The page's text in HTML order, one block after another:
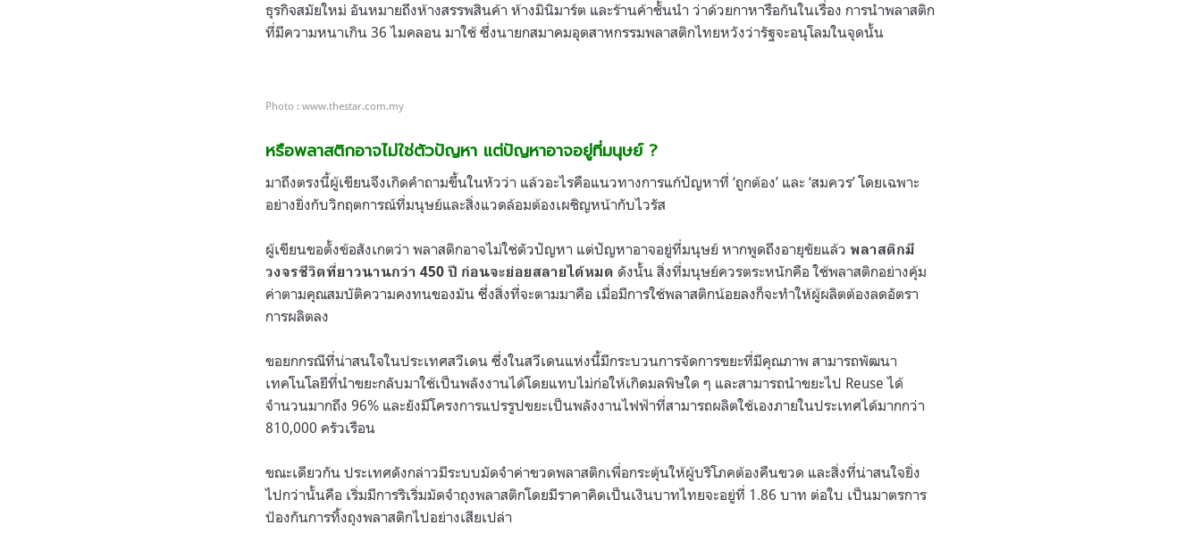
ธุรกิจสมัยใหม่ อันหมายถึงห้างสรรพสินค้า ห้างมินิมาร์ต และร้านค้าชั้นนำ ว่าด้วยกาหารือกันในเรื่อง การนำพลาสติก
ที่มีความหนาเกิน 36 ไมคลอน มาใช้ ซึ่งนายกสมาคมอุตสาหกรรมพลาสติกไทยหวังว่ารัฐจะอนุโลมในจุดนั้น
Photo : www.thestar.com.my
หรือพลาสติกอาจไม่ใช่ตัวปัญหา แต่ปัญหาอาจอยู่ที่มนุษย์ ?
มาถึงตรงนี้ผู้เขียนจึงเกิดคำถามขึ้นในหัวว่า แล้วอะไรคือแนวทางการแก้ปัญหาที่ ‘ถูกต้อง’ และ ‘สมควร’ โดยเฉพาะ
อย่างยิ่งกับวิกฤตการณ์ที่มนุษย์และสิ่งแวดล้อมต้องเผชิญหน้ากับไวรัส
ผู้เขียนขอตั้งข้อสังเกตว่า พลาสติกอาจไม่ใช่ตัวปัญหา แต่ปัญหาอาจอยู่ที่มนุษย์ หากพูดถึงอายุขัยแล้ว พลาสติกมี
วงจรชีวิตที่ยาวนานกว่า 450 ปี ก่อนจะย่อยสลายได้หมด ดังนั้น สิ่งที่มนุษย์ควรตระหนักคือ ใช้พลาสติกอย่างคุ้ม
ค่าตามคุณสมบัติความคงทนของมัน ซึ่งสิ่งที่จะตามมาคือ เมื่อมีการใช้พลาสติกน้อยลงก็จะทำให้ผู้ผลิตต้องลดอัตรา
การผลิตลง
ขอยกกรณีที่น่าสนใจในประเทศสวีเดน ซึ่งในสวีเดนแห่งนี้มีกระบวนการจัดการขยะที่มีคุณภาพ สามารถพัฒนา
เทคโนโลยีที่นำขยะกลับมาใช้เป็นพลังงานได้โดยแทบไม่ก่อให้เกิดมลพิษใด ๆ และสามารถนำขยะไป Reuse ได้
จำนวนมากถึง 96% และยังมีโครงการแปรรูปขยะเป็นพลังงานไฟฟ้าที่สามารถผลิตใช้เองภายในประเทศได้มากกว่า
810,000 ครัวเรือน
ขณะเดียวกัน ประเทศดังกล่าวมีระบบมัดจำค่าขวดพลาสติกเพื่อกระตุ้นให้ผู้บริโภคต้องคืนขวด และสิ่งที่น่าสนใจยิ่ง
ไปกว่านั้นคือ เริ่มมีการริเริ่มมัดจำถุงพลาสติกโดยมีราคาคิดเป็นเงินบาทไทยจะอยู่ที่ 1.86 บาท ต่อใบ เป็นมาตรการ
ป้องกันการทิ้งถุงพลาสติกไปอย่างเสียเปล่า